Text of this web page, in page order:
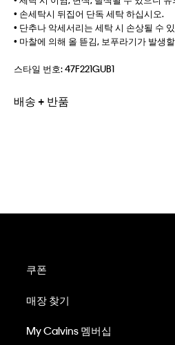
• 손세탁시 뒤집어 단독 세탁 하십시오.
• 단추나 악세서리는 세탁 시 손상될 수
• 마찰에 의해 올 뜯김, 보푸라기가 발생
스타일 번호:47F221GUB1
배송 + 반품
쿠폰
매장 찾기
My Calvins 멤버십